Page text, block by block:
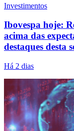
Investimentos
Ibovespa hoje:
acima das
destaques desta
Há 2 dias